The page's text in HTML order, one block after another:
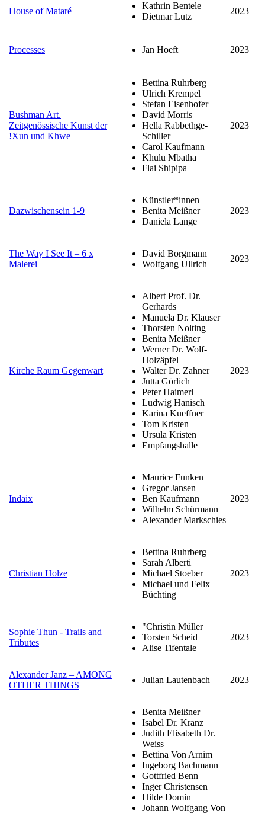
House of Mataré
Kathrin Bentele
Dietmar Lutz
2023
Processes Jan Hoeft 2023
Bushman Art.
Zeitgenössische Kunst der
!Xun und Khwe
Bettina Ruhrberg
Ulrich Krempel
Stefan Eisenhofer
David Morris
Hella Rabbethge-
Schiller
Carol Kaufmann
Khulu Mbatha
Flai Shipipa
2023
Dazwischensein 1-9
Künstler*innen
Benita Meißner
Daniela Lange
2023
The Way I See It – 6 x
Malerei
David Borgmann
Wolfgang Ullrich
2023
Kirche Raum Gegenwart
Albert Prof. Dr.
Gerhards
Manuela Dr. Klauser
Thorsten Nolting
Benita Meißner
Werner Dr. Wolf-
Holzäpfel
Walter Dr. Zahner
Jutta Görlich
Peter Haimerl
Ludwig Hanisch
Karina Kueffner
Tom Kristen
Ursula Kristen
Empfangshalle
2023
Indaix
Maurice Funken
Gregor Jansen
Ben Kaufmann
Wilhelm Schürmann
Alexander Markschies
2023
Christian Holze
Bettina Ruhrberg
Sarah Alberti
Michael Stoeber
Michael und Felix
Büchting
2023
Sophie Thun - Trails and
Tributes
"Christin Müller
Torsten Scheid
Alise Tifentale
2023
Alexander Janz – AMONG
OTHER THINGS
Julian Lautenbach 2023
Benita Meißner
Isabel Dr. Kranz
Judith Elisabeth Dr.
Weiss
Bettina Von Arnim
Ingeborg Bachmann
Gottfried Benn
Inger Christensen
Hilde Domin
Johann Wolfgang Von